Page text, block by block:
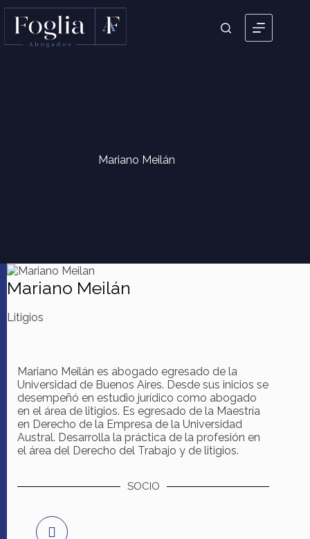
Mariano Meilán
Mariano Meilán
Litigios
Mariano Meilán es abogado egresado de la
Universidad de Buenos Aires. Desde sus inicios se
desempeñó en estudio jurídico como abogado
en el área de litigios. Es egresado de la Maestría
en Derecho de la Empresa de la Universidad
Austral. Desarrolla la práctica de la profesión en
el área del Derecho del Trabajo y de litigios.
SOCIO